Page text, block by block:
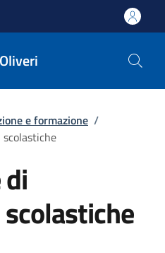
e formazione /
scolastiche